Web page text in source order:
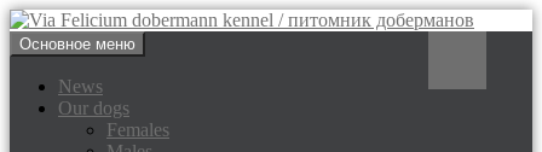
Via Felicium dobermann
kennel / питомник доберманов
Основное меню
к
News
Our dogs
Females